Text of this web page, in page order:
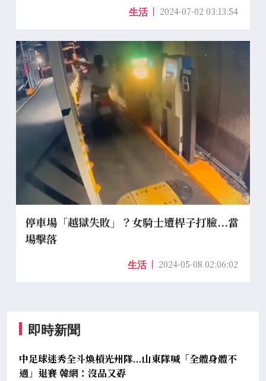
生活 2024-07-02 03:13:54
停車場「越獄失敗」？女騎士遭桿子打臉...當
場擊落
生活 2024-05-08 02:06:02
即時新聞
中足球迷秀全斗煥槓光州隊...山東隊喊「全體身體不
適」退賽 韓網：沒品又孬